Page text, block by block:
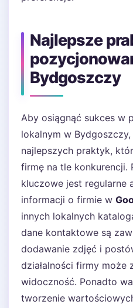
Najlepsze
Bydgoszczy
Aby osiągnąć sukces w
lokalnym w
najlepszych praktyk,
firmę na tle konkurencji.
kluczowe jest regularne
informacji o firmie w
innych lokalnych
dane kontaktowe są
dodawanie zdjęć i
działalności firmy może
widoczność. Ponadto
tworzenie